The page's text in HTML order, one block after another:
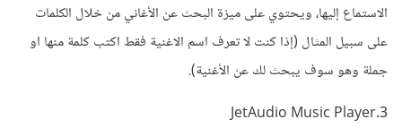
الاستماع إليها، ويحتوي على ميزة البحث عن الأغاني من خلال الكلمات
على سبيل المثال (إذا كنت لا تعرف اسم الاغنية فقط اكتب كلمة منها او
جملة وهو سوف يبحث لك عن الأغنية).
3.JetAudio Music Player